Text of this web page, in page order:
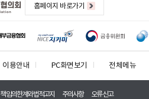
홈페이지 바로가기
이용안내 PC화면보기 전체메뉴
책임의한계와법적고지 주의사항 오류신고